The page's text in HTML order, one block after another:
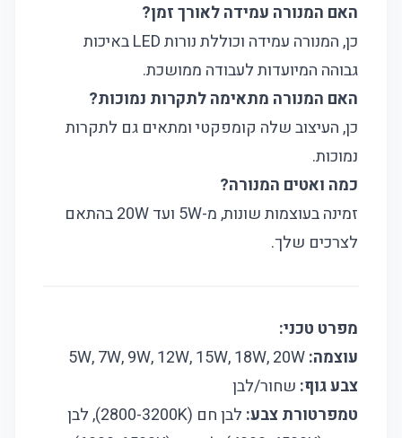
האם המנורה עמידה לאורך זמן?
כן, המנורה עמידה וכוללת נורות LED באיכות
גבוהה המיועדות לעבודה ממושכת.
האם המנורה מתאימה לתקרות נמוכות?
כן, העיצוב שלה קומפקטי ומתאים גם לתקרות
נמוכות.
כמה ואטים המנורה?
זמינה בעוצמות שונות, מ-5W ועד 20W בהתאם
לצרכים שלך.
מפרט טכני:
עוצמה:
צבע גוף: שחור/לבן
טמפרטורת צבע:
לבן חם (2800-3200K), לבן